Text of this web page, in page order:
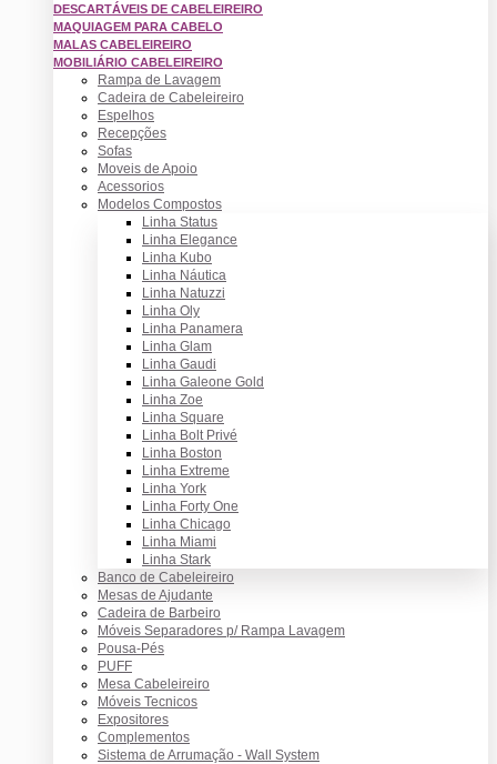
DESCARTÁVEIS DE CABELEIREIRO
MAQUIAGEM PARA CABELO
MALAS CABELEIREIRO
MOBILIÁRIO CABELEIREIRO
Rampa de Lavagem
Cadeira de Cabeleireiro
Espelhos
Recepções
Sofas
Moveis de Apoio
Acessorios
Modelos Compostos
Linha Status
Linha Elegance
Linha Kubo
Linha Náutica
Linha Natuzzi
Linha Oly
Linha Panamera
Linha Glam
Linha Gaudi
Linha Galeone Gold
Linha Zoe
Linha Square
Linha Bolt Privé
Linha Boston
Linha Extreme
Linha York
Linha Forty One
Linha Chicago
Linha Miami
Linha Stark
Banco de Cabeleireiro
Mesas de Ajudante
Cadeira de Barbeiro
Móveis Separadores p/ Rampa Lavagem
Pousa-Pés
PUFF
Mesa Cabeleireiro
Móveis Tecnicos
Expositores
Complementos
Sistema de Arrumação - Wall System